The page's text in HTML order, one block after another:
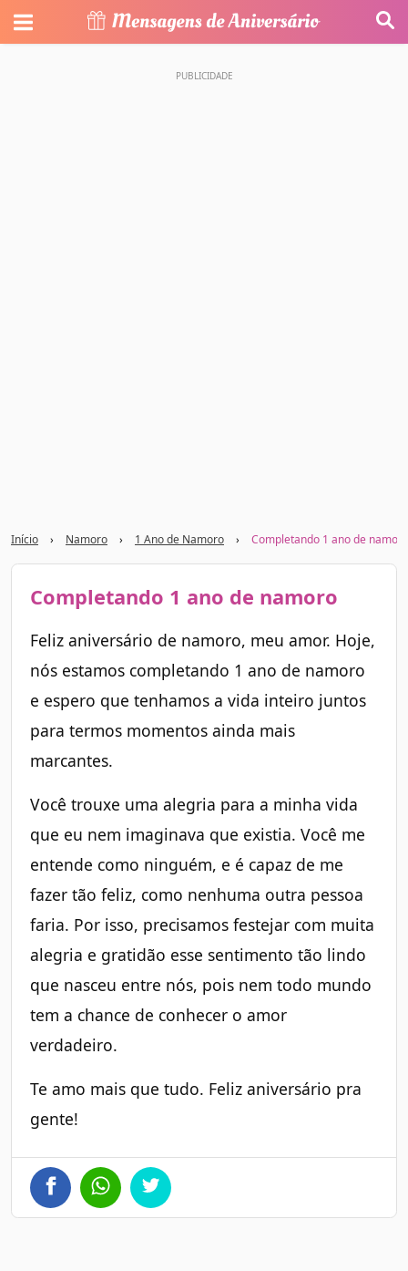
Início › Namoro › 1 Ano de Namoro › Completando 1 ano de namoro
Completando 1 ano de namoro
Feliz aniversário de namoro, meu amor. Hoje,
nós estamos completando 1 ano de namoro
e espero que tenhamos a vida inteiro juntos
para termos momentos ainda mais
marcantes.
Você trouxe uma alegria para a minha vida
que eu nem imaginava que existia. Você me
entende como ninguém, e é capaz de me
fazer tão feliz, como nenhuma outra pessoa
faria. Por isso, precisamos festejar com muita
alegria e gratidão esse sentimento tão lindo
que nasceu entre nós, pois nem todo mundo
tem a chance de conhecer o amor
verdadeiro.
Te amo mais que tudo. Feliz aniversário pra
gente!